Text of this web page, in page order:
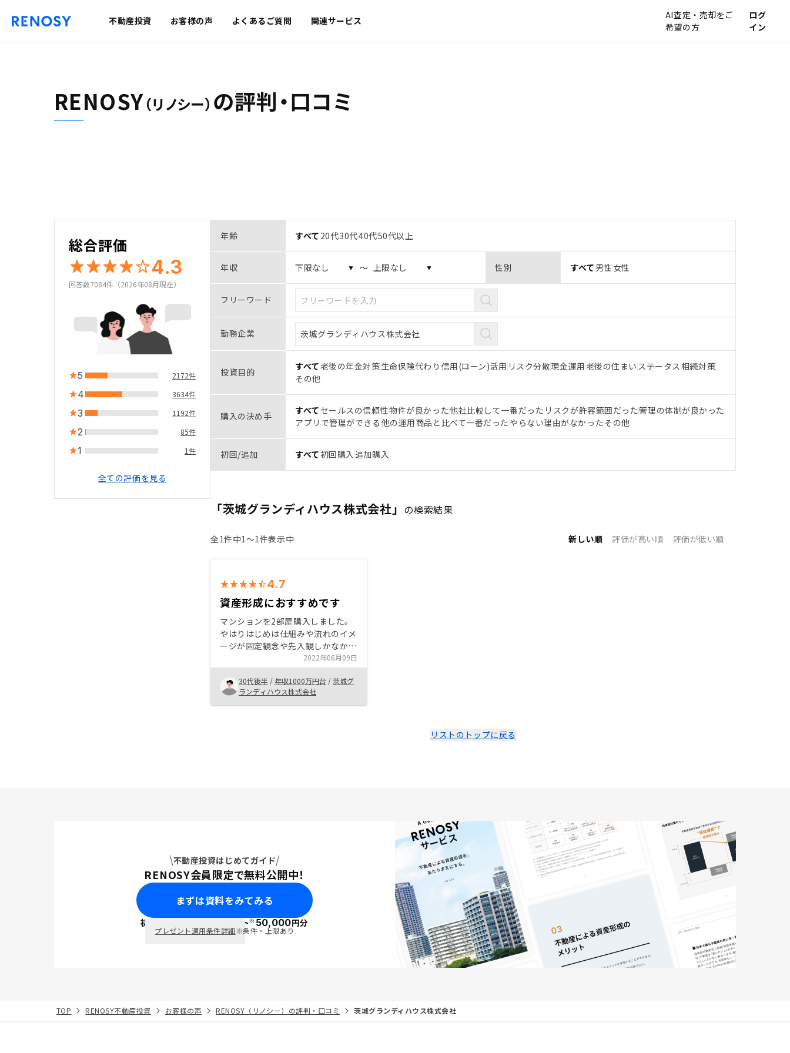
不動産投資 お客様の声 よくあるご質問 関連サービス
AI査定・売却をご
希望の方
ログ
イン
RENOSY（リノシー） の評判・口コミ
総合評価
4.3
回答数7084件（2026年08月現在）
5 2172件
4 3634件
3 1192件
2 85件
1 1件
全ての評価を見る
年齢 すべて 20代30代40代50代以上
年収 〜 性別 すべて 男性 女性
フリーワード
勤務企業
投資目的 すべて老後の年金対策生命保険代わり 信用(ローン)活用 リスク分散現金運用老後の住まい ステータス相続対策
その他
購入の決め手 すべてセールスの信頼性物件が良かった他社比較して一番だった リスクが許容範囲だった管理の体制が良かった
アプリで管理ができる 他の運用商品と比べて一番だった やらない理由がなかったその他
初回/追加 すべて初回購入 追加購入
「茨城グランディハウス株式会社」 の検索結果
全1件中1〜1件表示中 新しい順 評価が高い順 評価が低い順
4.7
資産形成におすすめです
マンションを2部屋購入しました。
やはりはじめは仕組みや流れのイメ
ージが固定観念や先入観しかなかっ
たので不安でしたが、説明を受けて
良く理解できて安心して購入できま
した。 賃貸経営は他者の資本を活
用して自身の資産を形成できる仕組
みに魅力を感じました。 多少のリ
2022年06月09日
30代後半 / 年収1000万円台 /茨城グ
ランディハウス株式会社
リストのトップに戻る
不動産投資はじめてガイド
RENOSY会員限定で無料公開中！
まずは資料をみてみる
初回面談で ポイント※50,000円分
プレゼント適用条件詳細※条件・上限あり
TOP RENOSY不動産投資 お客様の声 RENOSY（リノシー）の評判・口コミ 茨城グランディハウス株式会社